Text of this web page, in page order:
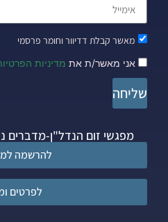
מאשר קבלת דדיוור וחומר פרסמי
אני מאשר/ת את מדיניות
שליחה
מפגשי זום הנדל"ן-מדברים
להרשמה
לפרטים